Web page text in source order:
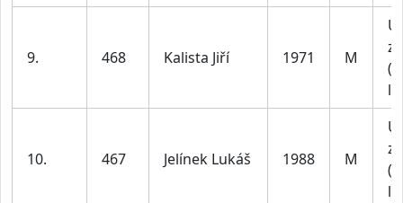
9. 468 Kalista Jiří 1971 M
10. 467 Jelínek Lukáš 1988 M